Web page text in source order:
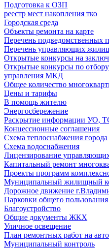
Подготовка к ОЗП
реестр мест накопления тко
Городская среда
Объекты ремонта на карте
Перечень подведомственных
Перечень управляющих
Открытые конкурсы на
Открытые конкурсы по
управления МКД
Общее количество
Цены и тарифы
В помощь жителю
Энергосбережение
Раскрытие информации УО,
Концессионные соглашения
Схема теплоснабжения города
Схема водоснабжения
Лицензирование
Капитальный ремонт
Проекты программ
Муниципальный жилищный
Дорожное движение
Парковки общего пользования
Благоустройство
Общие документы ЖКХ
Уличное освещение
План ремонтных работ на
Муниципальный контроль